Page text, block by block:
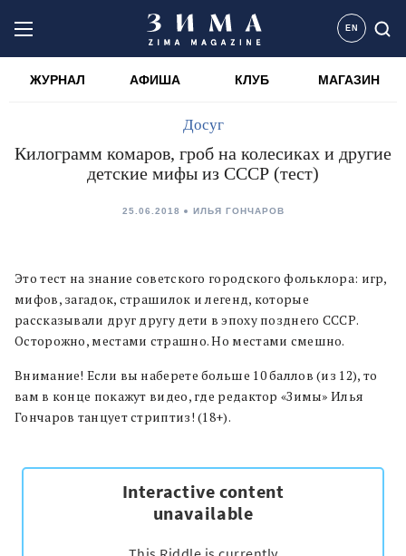
EN
ЖУРНАЛ АФИША КЛУБ МАГАЗИН
Досуг
Килограмм комаров, гроб на колесиках и другие
детские мифы из СССР (тест)
25.06.2018 ИЛЬЯ ГОНЧАРОВ
Это тест на знание советского городского фольклора: игр,
мифов, загадок, страшилок и легенд, которые
рассказывали друг другу дети в эпоху позднего СССР.
Осторожно, местами страшно. Но местами смешно.
Внимание! Если вы наберете больше 10 баллов (из 12), то
вам в конце покажут видео, где редактор «Зимы» Илья
Гончаров танцует стриптиз! (18+).